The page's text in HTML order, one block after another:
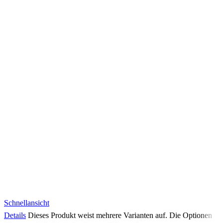
Schnellansicht
Details Dieses Produkt weist mehrere Varianten auf. Die Optionen